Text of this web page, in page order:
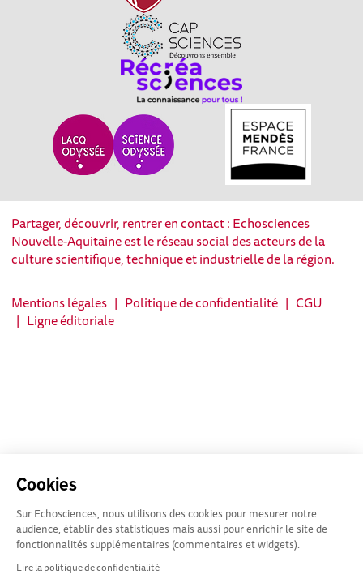
Cookies
Sur Echosciences, nous utilisons des cookies pour mesurer notre
audience, établir des statistiques mais aussi pour enrichir le site de
fonctionnalités supplémentaires (commentaires et widgets).
Lire la politique de confidentialité
Partager, découvrir, rentrer en contact : Echosciences
Nouvelle-Aquitaine est le réseau social des acteurs de la
culture scientifique, technique et industrielle de la région.
Mentions légales | Politique de confidentialité | CGU
| Ligne éditoriale